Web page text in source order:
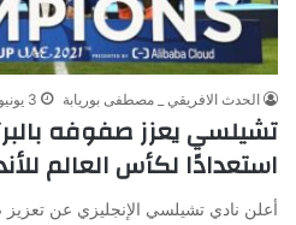
الحدث الافريقي _ مصطفى بوريابة 3 يونيو، 2025
تشيلسي يعزز صفوفه
استعدادًا لكأس العالم
أعلن نادي تشيلسي الإنجليزي عن